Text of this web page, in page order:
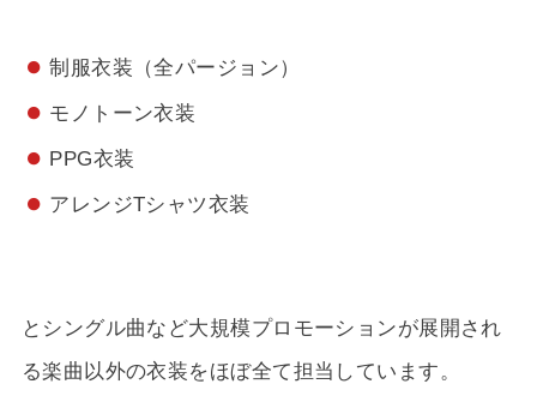
制服衣装（全パージョン）
モノトーン衣装
PPG衣装
アレンジTシャツ衣装
とシングル曲など大規模プロモーションが展開され
る楽曲以外の衣装をほぼ全て担当しています。